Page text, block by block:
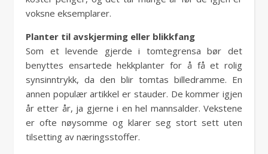
voksne eksemplarer.
Planter til avskjerming eller blikkfang
Som et levende gjerde i tomtegrensa bør det
benyttes ensartede hekkplanter for å få et rolig
synsinntrykk, da den blir tomtas billedramme. En
annen populær artikkel er stauder. De kommer igjen
år etter år, ja gjerne i en hel mannsalder. Vekstene
er ofte nøysomme og klarer seg stort sett uten
tilsetting av næringsstoffer.